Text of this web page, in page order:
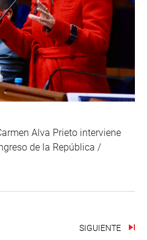
Alva Prieto interviene
de la República /
SIGUIENTE